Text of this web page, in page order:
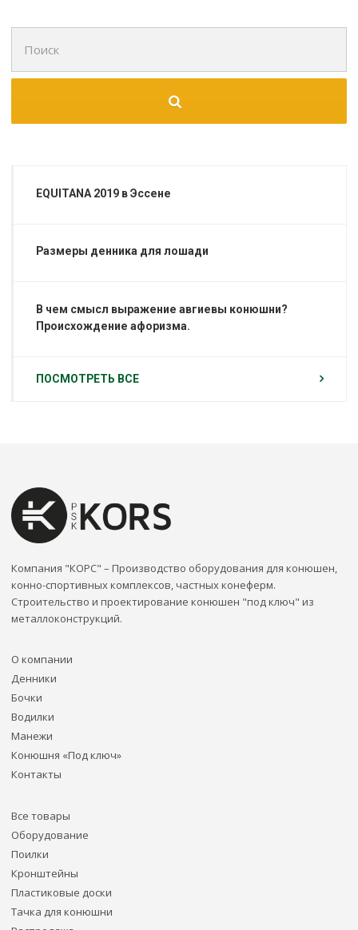
для:
EQUITANA 2019 в Эссене
Размеры денника для лошади
В чем смысл выражение авгиевы конюшни?
Происхождение афоризма.
ПОСМОТРЕТЬ ВСЕ
Компания "КОРС" – Производство оборудования для конюшен,
конно-спортивных комплексов, частных конеферм.
Строительство и проектирование конюшен "под ключ" из
металлоконструкций.
О компании
Денники
Бочки
Водилки
Манежи
Конюшня «Под ключ»
Контакты
Все товары
Оборудование
Поилки
Кронштейны
Пластиковые доски
Тачка для конюшни